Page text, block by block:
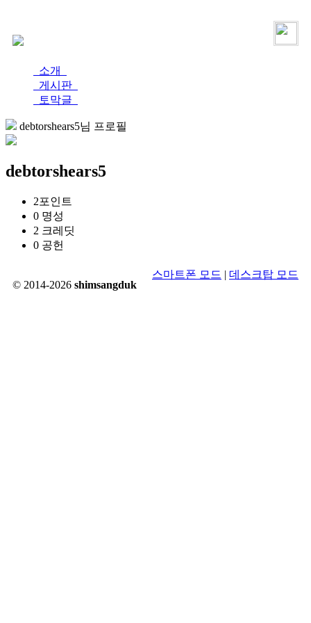
소개
게시판
토막글
debtorshears5님 프로필
debtorshears5
2포인트
0 명성
2 크레딧
0 공헌
© 2014-2026 shimsangduk
스마트폰 모드 | 데스크탑 모드